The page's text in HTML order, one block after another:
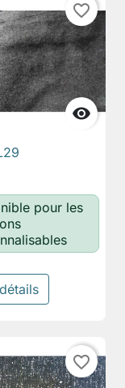

favorite_border
pour les
favorite_border